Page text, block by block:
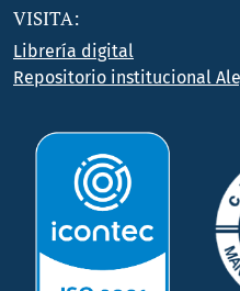
VISITA:
Librería digital
Repositorio institucional